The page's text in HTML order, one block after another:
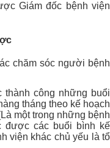
Giám đốc bệnh viện
chăm sóc người bệnh
công những buổi
tháng theo kế hoạch
một trong những bệnh
được các buổi bình kế
viện khác chủ yếu là tổ